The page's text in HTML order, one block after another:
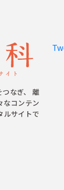
なぎ、 離
なコンテン
ルサイトで